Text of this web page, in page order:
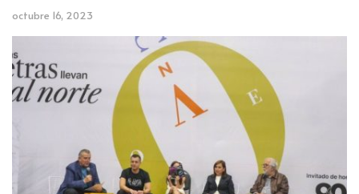
octubre 16, 2023